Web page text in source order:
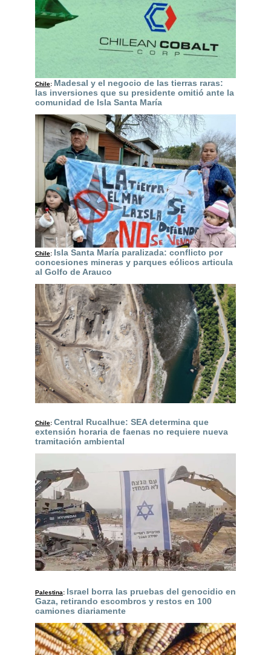
Chile: Madesal y el negocio de las tierras raras:
las inversiones que su presidente omitió ante la
comunidad de Isla Santa María
Chile: Isla Santa María paralizada: conflicto por
concesiones mineras y parques eólicos articula
al Golfo de Arauco
Chile: Central Rucalhue: SEA determina que
extensión horaria de faenas no requiere nueva
tramitación ambiental
Palestina: Israel borra las pruebas del genocidio en
Gaza, retirando escombros y restos en 100
camiones diariamente